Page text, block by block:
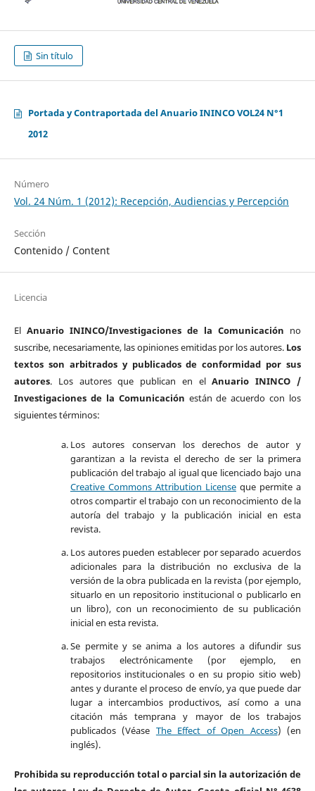
Sin título
Portada y Contraportada del Anuario ININCO VOL24 N°1
2012
Número
Vol. 24 Núm. 1 (2012): Recepción, Audiencias y Percepción
Sección
Contenido / Content
Licencia
El Anuario ININCO/Investigaciones de la Comunicación no
suscribe, necesariamente, las opiniones emitidas por los autores. Los
textos son arbitrados y publicados de conformidad por sus
autores. Los autores que publican en elAnuario ININCO /
Investigaciones de la Comunicación están de acuerdo con los
siguientes términos:
Los autores conservan los derechos de autor y
garantizan a la revista el derecho de ser la primera
publicación del trabajo al igual que licenciado bajo una
Creative Commons Attribution License que permite a
otros compartir el trabajo con un reconocimiento de la
autoría del trabajo y la publicación inicial en esta
revista.
Los autores pueden establecer por separado acuerdos
adicionales para la distribución no exclusiva de la
versión de la obra publicada en la revista (por ejemplo,
situarlo en un repositorio institucional o publicarlo en
un libro), con un reconocimiento de su publicación
inicial en esta revista.
Se permite y se anima a los autores a difundir sus
trabajos electrónicamente (por ejemplo, en
repositorios institucionales o en su propio sitio web)
antes y durante el proceso de envío, ya que puede dar
lugar a intercambios productivos, así como a una
citación más temprana y mayor de los trabajos
publicados (Véase The Effect of Open Access) (en
inglés).
Prohibida su reproducción total o parcial sin la autorización de